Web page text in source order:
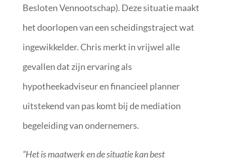
Besloten Vennootschap). Deze situatie maakt
het doorlopen van een scheidingstraject wat
ingewikkelder. Chris merkt in vrijwel alle
gevallen dat zijn ervaring als
hypotheekadviseur en financieel planner
uitstekend van pas komt bij de mediation
begeleiding van ondernemers.
“Het is maatwerk en de situatie kan best